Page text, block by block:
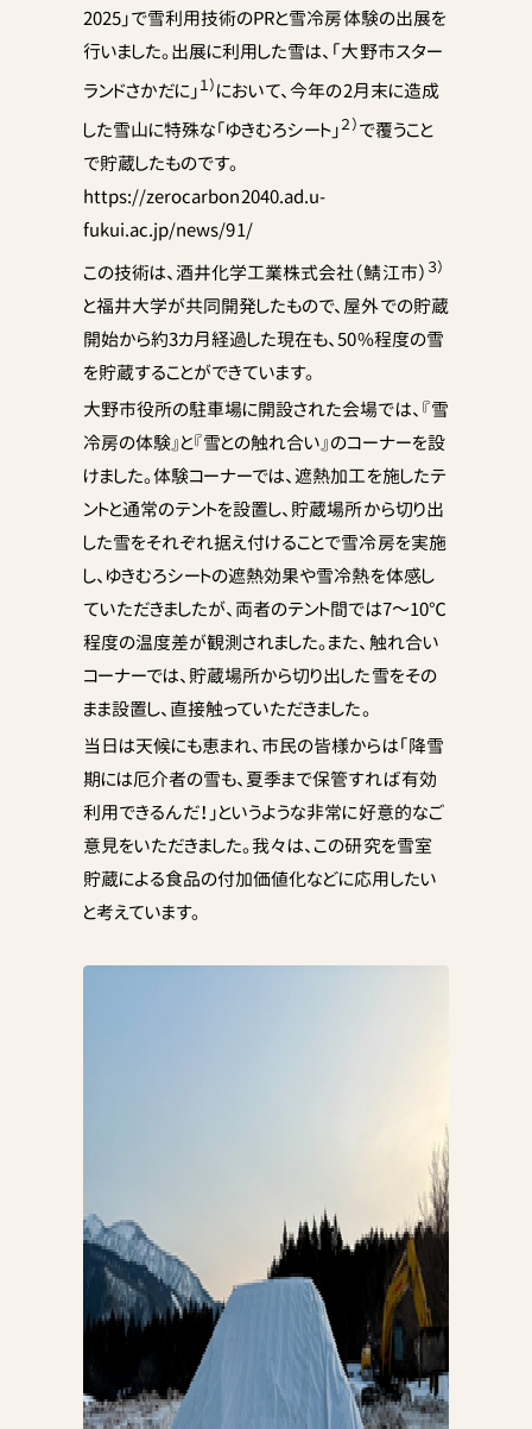
2025」で雪利用技術のPRと雪冷房体験の出展を
行いました。出展に利用した雪は、「大野市スター
ランドさかだに」１）において、今年の2月末に造成
した雪山に特殊な「ゆきむろシート」２）で覆うこと
で貯蔵したものです。
https://zerocarbon2040.ad.u-
fukui.ac.jp/news/91/
この技術は、酒井化学工業株式会社（鯖江市） ３）
と福井大学が共同開発したもので、屋外での貯蔵
開始から約3カ月経過した現在も、50%程度の雪
を貯蔵することができています。
大野市役所の駐車場に開設された会場では、『雪
冷房の体験』と『雪との触れ合い』のコーナーを設
けました。体験コーナーでは、遮熱加工を施したテ
ントと通常のテントを設置し、貯蔵場所から切り出
した雪をそれぞれ据え付けることで雪冷房を実施
し、ゆきむろシートの遮熱効果や雪冷熱を体感し
ていただきましたが、両者のテント間では7～10℃
程度の温度差が観測されました。また、触れ合い
コーナーでは、貯蔵場所から切り出した雪をその
まま設置し、直接触っていただきました。
当日は天候にも恵まれ、市民の皆様からは「降雪
期には厄介者の雪も、夏季まで保管すれば有効
利用できるんだ！」というような非常に好意的なご
意見をいただきました。我々は、この研究を雪室
貯蔵による食品の付加価値化などに応用したい
と考えています。